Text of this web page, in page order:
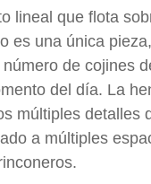
lineal que flota
es una única
de cojines
del día. La
múltiples detalles
a múltiples